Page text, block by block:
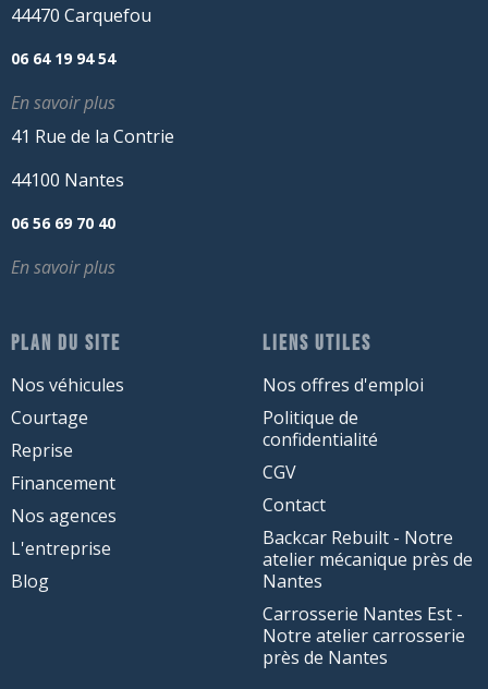
44470 Carquefou
06 64 19 94 54
En savoir plus
41 Rue de la Contrie
44100 Nantes
06 56 69 70 40
En savoir plus
PLAN DU SITE
Nos véhicules
Courtage
Reprise
Financement
Nos agences
L'entreprise
Blog
LIENS UTILES
Nos offres d'emploi
Politique de
confidentialité
CGV
Contact
Backcar Rebuilt - Notre
atelier mécanique près de
Nantes
Carrosserie Nantes Est -
Notre atelier carrosserie
près de Nantes